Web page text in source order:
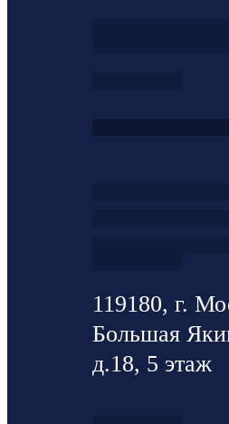
119180, г.
Большая
д.18, 5 этаж